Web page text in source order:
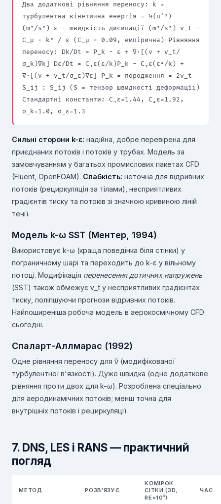
Два додаткові рівняння переносу: k =
турбулентна кінетична енергія = ½⟨u'²⟩
(m²/s²) ε = швидкість дисипації (m²/s³) ν_t =
C_μ · k² / ε (C_μ = 0.09, емпірична) Рівняння
переносу: Dk/Dt = P_k − ε + ∇·[(ν + ν_t/
σ_k)∇k] Dε/Dt = C₁ε(ε/k)P_k − C₂ε(ε²/k) +
∇·[(ν + ν_t/σ_ε)∇ε] P_k = породження = 2ν_t
S_ij : S_ij (S = тензор швидкості деформації)
Стандартні константи: C₁ε=1.44, C₂ε=1.92,
σ_k=1.0, σ_ε=1.3
Сильні сторони k-ε: надійна, добре перевірена для
приєднаних потоків і потоків у трубах. Модель за
замовчуванням у багатьох промислових пакетах CFD
(Fluent, OpenFOAM). Слабкість: неточна для відривних
потоків (рециркуляція за тілами), несприятливих
градієнтів тиску та потоків зі значною кривиною ліній
течії.
Модель k-ω SST (Ментер, 1994)
Використовує k-ω (краща поведінка біля стінки) у
пограничному шарі та переходить до k-ε у вільному
потоці. Модифікація перенесення дотичних напружень
(SST) також обмежує ν_t у несприятливих градієнтах
тиску, поліпшуючи прогнози відривних потоків.
Найпоширеніша робоча модель в аерокосмічному CFD
сьогодні.
Спаларт-Аллмарас (1992)
Одне рівняння переносу для ν̃ (модифікованої
турбулентної в'язкості). Дуже швидка (одне додаткове
рівняння проти двох для k-ω). Розроблена спеціально
для аеродинамічних потоків; менш точна для
внутрішніх потоків і рециркуляції.
7. DNS, LES і RANS — практичний
погляд
МЕТОД РОЗВ'ЯЗУЄ
КОМІРОК
СІТКИ (3D,
RE=10⁶)
ЧАС